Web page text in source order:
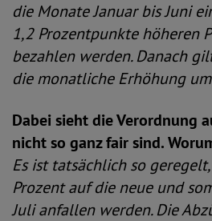
die Monate Januar bis Juni
1,2 Prozentpunkte höheren
bezahlen werden. Danach
die monatliche Erhöhung
Dabei sieht die Verordnung
nicht so ganz fair sind.
Es ist tatsächlich so
Prozent auf die neue und
Juli anfallen werden. Die